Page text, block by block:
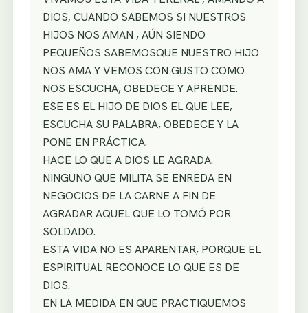
DIOS, CUANDO SABEMOS SI NUESTROS
HIJOS NOS AMAN , AÚN SIENDO
PEQUEÑOS SABEMOSQUE NUESTRO HIJO
NOS AMA Y VEMOS CON GUSTO COMO
NOS ESCUCHA, OBEDECE Y APRENDE.
ESE ES EL HIJO DE DIOS EL QUE LEE,
ESCUCHA SU PALABRA, OBEDECE Y LA
PONE EN PRÁCTICA.
HACE LO QUE A DIOS LE AGRADA.
NINGUNO QUE MILITA SE ENREDA EN
NEGOCIOS DE LA CARNE A FIN DE
AGRADAR AQUEL QUE LO TOMÓ POR
SOLDADO.
ESTA VIDA NO ES APARENTAR, PORQUE EL
ESPIRITUAL RECONOCE LO QUE ES DE
DIOS.
EN LA MEDIDA EN QUE PRACTIQUEMOS